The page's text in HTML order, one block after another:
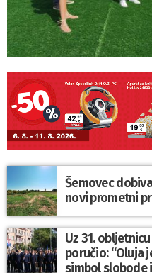
Šemovec
novi prometni
Uz 31.
poručio: “Oluja
simbol slobode